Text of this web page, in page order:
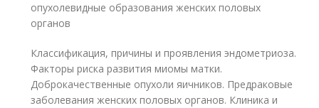
опухолевидные образования женских половых
органов
Классификация, причины и проявления эндометриоза.
Факторы риска развития миомы матки.
Доброкачественные опухоли яичников. Предраковые
заболевания женских половых органов. Клиника и